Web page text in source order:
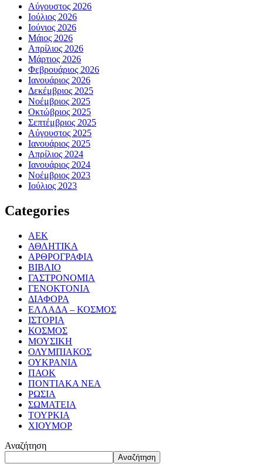
Αύγουστος 2026
Ιούλιος 2026
Ιούνιος 2026
Μάιος 2026
Απρίλιος 2026
Μάρτιος 2026
Φεβρουάριος 2026
Ιανουάριος 2026
Δεκέμβριος 2025
Νοέμβριος 2025
Οκτώβριος 2025
Σεπτέμβριος 2025
Αύγουστος 2025
Ιανουάριος 2025
Απρίλιος 2024
Ιανουάριος 2024
Νοέμβριος 2023
Ιούλιος 2023
Categories
ΑΕΚ
ΑΘΛΗΤΙΚΑ
ΑΡΘΡΟΓΡΑΦΙΑ
ΒΙΒΛΙΟ
ΓΑΣΤΡΟΝΟΜΙΑ
ΓΕΝΟΚΤΟΝΙΑ
ΔΙΑΦΟΡΑ
ΕΛΛΑΔΑ – ΚΟΣΜΟΣ
ΙΣΤΟΡΙΑ
ΚΟΣΜΟΣ
ΜΟΥΣΙΚΗ
ΟΛΥΜΠΙΑΚΟΣ
ΟΥΚΡΑΝΙΑ
ΠΑΟΚ
ΠΟΝΤΙΑΚΑ ΝΕΑ
ΡΩΣΙΑ
ΣΩΜΑΤΕΙΑ
ΤΟΥΡΚΙΑ
ΧΙΟΥΜΟΡ
Αναζήτηση
Αναζήτηση